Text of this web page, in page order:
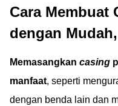
Cara Membuat
dengan
Memasangkan casing
manfaat, seperti
dengan benda lain dan